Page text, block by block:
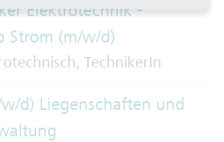
Elektrotechnik -
Strom (m/w/d)
TechnikerIn
d) Liegenschaften und